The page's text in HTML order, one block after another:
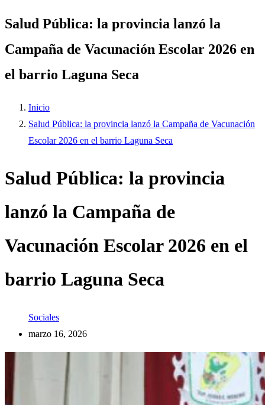
Salud Pública: la provincia lanzó la
Campaña de Vacunación Escolar 2026 en
el barrio Laguna Seca
Inicio
Salud Pública: la provincia lanzó la Campaña de Vacunación
Escolar 2026 en el barrio Laguna Seca
Salud Pública: la provincia
lanzó la Campaña de
Vacunación Escolar 2026 en el
barrio Laguna Seca
Sociales
marzo 16, 2026